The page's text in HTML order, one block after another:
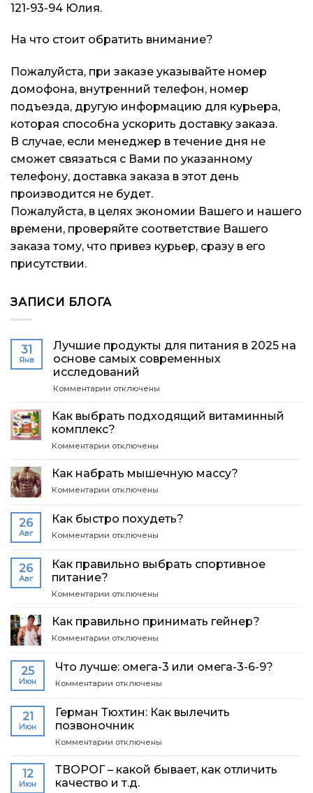
121-93-94 Юлия.
На что стоит обратить внимание?
Пожалуйста, при заказе указывайте номер
домофона, внутренний телефон, номер
подъезда, другую информацию для курьера,
которая способна ускорить доставку заказа.
В случае, если менеджер в течение дня не
сможет связаться с Вами по указанному
телефону, доставка заказа в этот день
производится не будет.
Пожалуйста, в целях экономии Вашего и нашего
времени, проверяйте соответствие Вашего
заказа тому, что привез курьер, сразу в его
присутствии.
ЗАПИСИ БЛОГА
31
Янв
Лучшие продукты для питания в 2025 на
основе самых современных
исследований
Комментарии к
продукты
для
питания
2025
основе
современных
отключены
Как выбрать подходящий витаминный
комплекс?
Комментарии к
выбрать
подходящий
комплекс?
отключены
Как набрать мышечную массу?
Комментарии к
набрать
мышечную
отключены
26
Авг
Как быстро похудеть?
Комментарии к
быстро
отключены
26
Авг
Как правильно выбрать спортивное
питание?
Комментарии к
правильно
выбрать
питание?
отключены
Как правильно принимать гейнер?
Комментарии к
правильно
принимать
отключены
25
Июн
Что лучше: омега-3 или омега-3-6-9?
Комментарии к
лучше:
омега-3
или
6-
отключены
21
Июн
​Герман Тюхтин: Как вылечить
позвоночник
Комментарии к
Герман
Тюхтин:
отключены
12
Июн
ТВОРОГ – какой бывает, как отличить
качество и т.д.